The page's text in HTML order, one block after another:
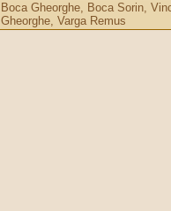
Boca Gheorghe, Boca Sorin,
Gheorghe, Varga Remus